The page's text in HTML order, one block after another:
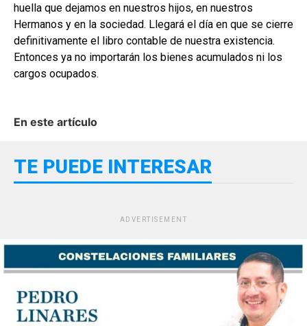
huella que dejamos en nuestros hijos, en nuestros
Hermanos y en la sociedad. Llegará el día en que se cierre
definitivamente el libro contable de nuestra existencia.
Entonces ya no importarán los bienes acumulados ni los
cargos ocupados.
En este artículo
TE PUEDE INTERESAR
ADVERTISEMENT